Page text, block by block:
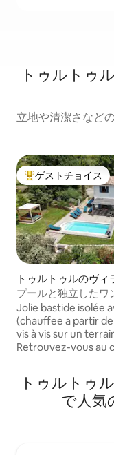
トゥルトゥ
立地や清潔さなど
大好評のゲストチ
ゲストチョイス
トゥルトゥルのヴィ
プールと独立したワ
いバスティード
Jolie bastide isolée
(chauffee a partir de
vis à vis sur un terrain de 4
Retrouvez-vous au
du village de
les plus beaux
bénéficierez aussi
トゥルトゥ
で人気